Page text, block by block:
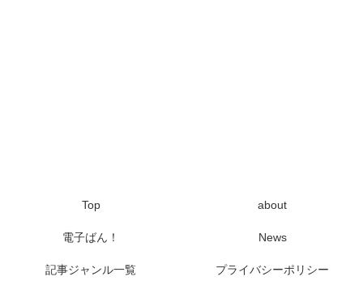
Top about
電子ばん！ News
記事ジャンル一覧 プライバシーポリシー